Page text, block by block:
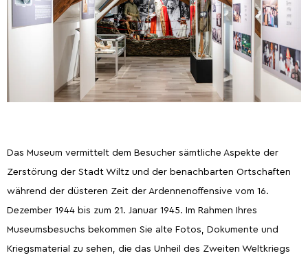
Das Museum vermittelt dem Besucher sämtliche Aspekte der
Zerstörung der Stadt Wiltz und der benachbarten Ortschaften
während der düsteren Zeit der Ardennenoffensive vom 16.
Dezember 1944 bis zum 21. Januar 1945. Im Rahmen Ihres
Museumsbesuchs bekommen Sie alte Fotos, Dokumente und
Kriegsmaterial zu sehen, die das Unheil des Zweiten Weltkriegs